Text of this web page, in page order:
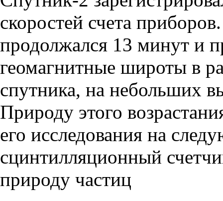
скоростей счета
продолжался 13 минут и
геомагнитные широты в
спутника, на небольших
Природу этого
его исследования на
сцинтилляционный
природу частиц